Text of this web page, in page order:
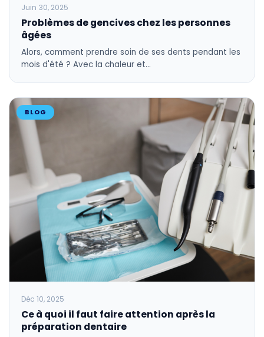
Juin 30, 2025
Problèmes de gencives chez les personnes
âgées
Alors, comment prendre soin de ses dents pendant les
mois d'été ? Avec la chaleur et…
BLOG
Déc 10, 2025
Ce à quoi il faut faire attention après la
préparation dentaire